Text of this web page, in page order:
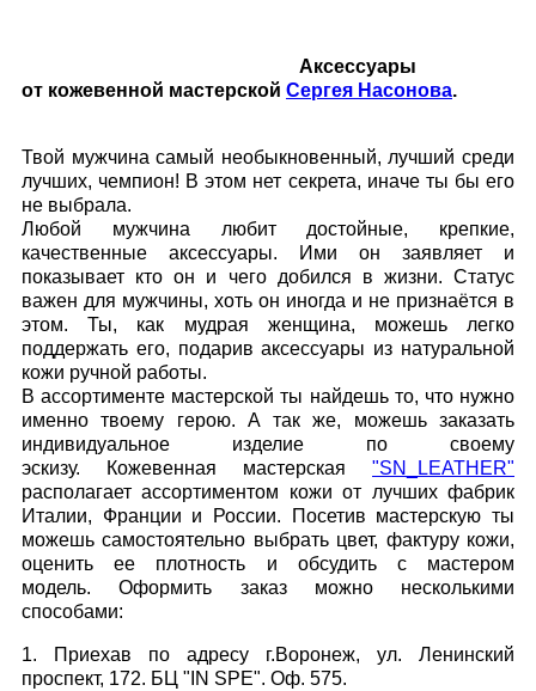
Аксессуары
от кожевенной мастерской Сергея Насонова.
Твой мужчина самый необыкновенный, лучший среди
лучших, чемпион! В этом нет секрета, иначе ты бы его
не выбрала.
Любой мужчина любит достойные, крепкие,
качественные аксессуары. Ими он заявляет и
показывает кто он и чего добился в жизни. Статус
важен для мужчины, хоть он иногда и не признаётся в
этом. Ты, как мудрая женщина, можешь легко
поддержать его, подарив аксессуары из натуральной
кожи ручной работы.
В ассортименте мастерской ты найдешь то, что нужно
именно твоему герою. А так же, можешь заказать
индивидуальное изделие по своему
эскизу. Кожевенная мастерская "SN_LEATHER"
располагает ассортиментом кожи от лучших фабрик
Италии, Франции и России. Посетив мастерскую ты
можешь самостоятельно выбрать цвет, фактуру кожи,
оценить ее плотность и обсудить с мастером
модель. Оформить заказ можно несколькими
способами:
1. Приехав по адресу г.Воронеж, ул. Ленинский
проспект, 172. БЦ "IN SPE". Оф. 575.